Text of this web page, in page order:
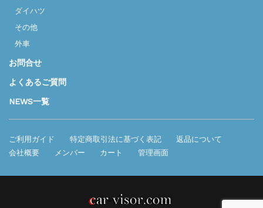
ダイハツ
その他
外車
お問合せ
よくあるご質問
NEWS一覧
ご利用ガイド 特定商取引法に基づく表記
返品について
会社概要
メンバー カート 管理画面